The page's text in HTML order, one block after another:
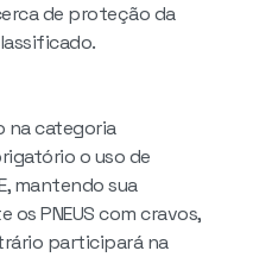
de proteção da
na categoria
o uso de
mantendo sua
PNEUS com cravos,
participará na